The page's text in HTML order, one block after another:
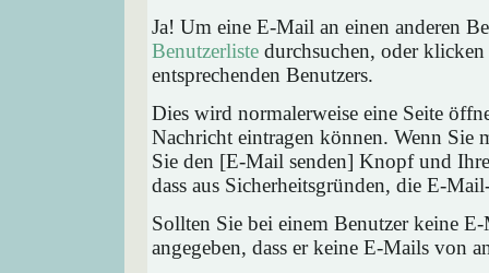
Ja! Um eine E-Mail an einen anderen
Benutzerliste durchsuchen, oder
entsprechenden Benutzers.
Dies wird normalerweise eine Seite
Nachricht eintragen können. Wenn
Sie den [E-Mail senden] Knopf und
dass aus Sicherheitsgründen, die E-
Sollten Sie bei einem Benutzer keine
angegeben, dass er keine E-Mails von